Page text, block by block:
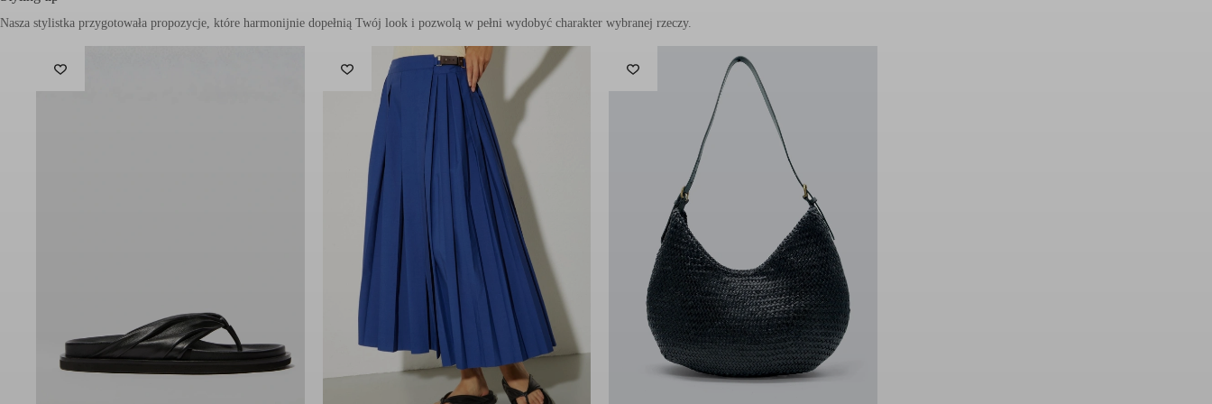
Marka wyróżnia się ponadczasowym designem, który zaspokaja potrzeby współczesnej kobiety, ceniącej zarówno
tejpropozycji.
Skład:100% bawełna
Profesjonalnie czyścić chemicznie w perchloroetylenie – proces delikatny